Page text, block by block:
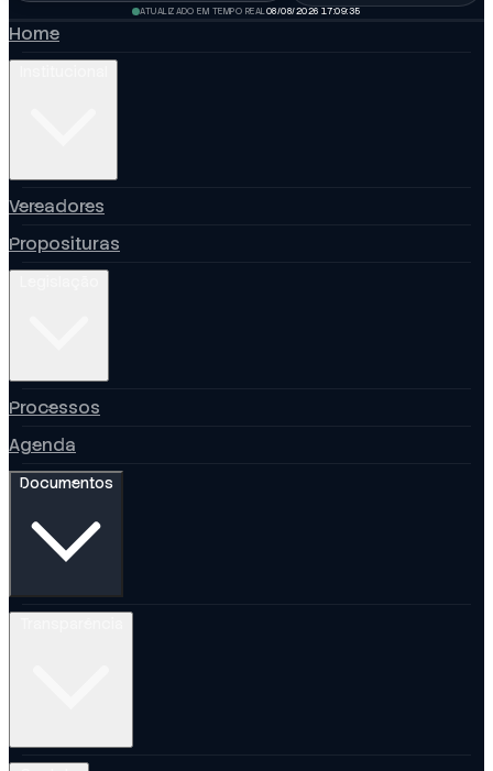
ATUALIZADO EM TEMPO REAL 08/08/2026 17:09:35
Home
Vereadores
Proposituras
Processos
Agenda
Documentos